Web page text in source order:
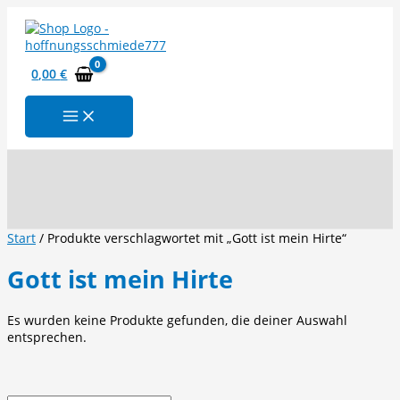
Inhalt
springen
0,00€
Start / Produkte verschlagwortet mit „Gott ist mein Hirte“
Gott ist mein Hirte
Es wurden keine Produkte gefunden, die deiner Auswahl
entsprechen.